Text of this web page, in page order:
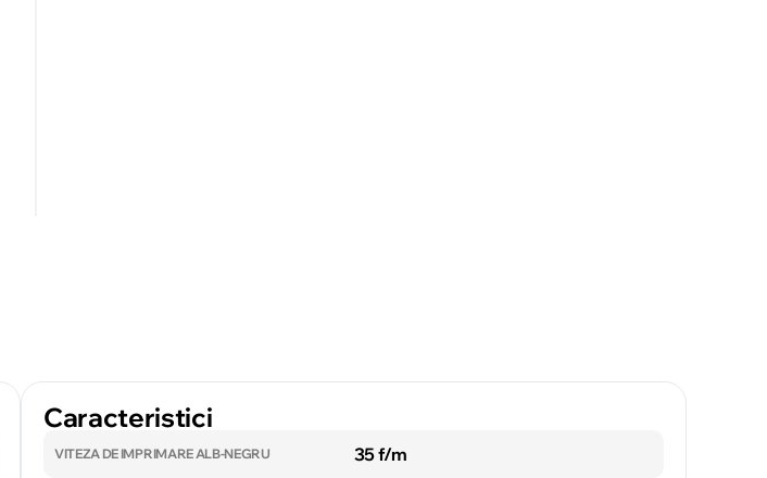
Caracteristici
VITEZA DE IMPRIMARE ALB-NEGRU 35 f/m